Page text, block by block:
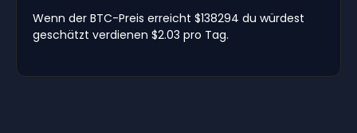
Wenn der BTC-Preis erreicht $138294 du würdest
geschätzt verdienen $2.03 pro Tag.